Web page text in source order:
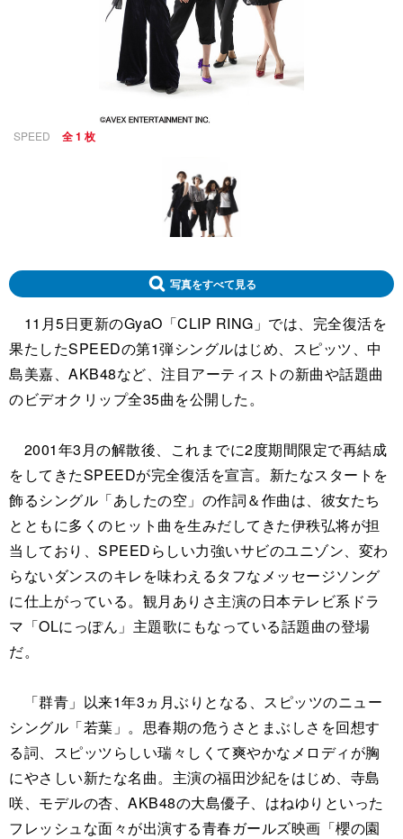
SPEED 全 1 枚
写真をすべて見る
11月5日更新のGyaO「CLIP RING」では、完全復活を
果たしたSPEEDの第1弾シングルはじめ、スピッツ、中
島美嘉、AKB48など、注目アーティストの新曲や話題曲
のビデオクリップ全35曲を公開した。
2001年3月の解散後、これまでに2度期間限定で再結成
をしてきたSPEEDが完全復活を宣言。新たなスタートを
飾るシングル「あしたの空」の作詞＆作曲は、彼女たち
とともに多くのヒット曲を生みだしてきた伊秩弘将が担
当しており、SPEEDらしい力強いサビのユニゾン、変わ
らないダンスのキレを味わえるタフなメッセージソング
に仕上がっている。観月ありさ主演の日本テレビ系ドラ
マ「OLにっぽん」主題歌にもなっている話題曲の登場
だ。
「群青」以来1年3ヵ月ぶりとなる、スピッツのニュー
シングル「若葉」。思春期の危うさとまぶしさを回想す
る詞、スピッツらしい瑞々しくて爽やかなメロディが胸
にやさしい新たな名曲。主演の福田沙紀をはじめ、寺島
咲、モデルの杏、AKB48の大島優子、はねゆりといった
フレッシュな面々が出演する青春ガールズ映画「櫻の園